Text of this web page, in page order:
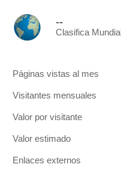
--
Clasifica Mundial
Páginas vistas al mes
Visitantes mensuales
Valor por visitante
Valor estimado
Enlaces externos